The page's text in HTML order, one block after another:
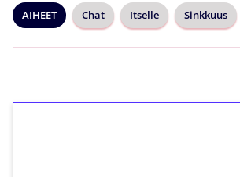
AIHEET Chat Itselle Sinkkuus